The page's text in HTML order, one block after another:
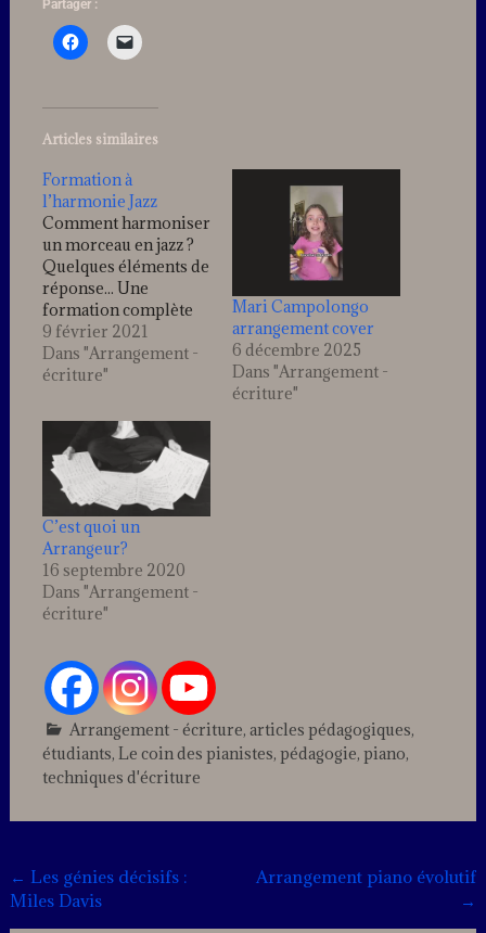
Partager :
Articles similaires
Formation à
l’harmonie Jazz
Comment harmoniser
un morceau en jazz ?
Quelques éléments de
réponse... Une
formation complète
sur l'harmonie jazz est
disponible sur le blog !
"Comprendre
la vidéo
9 février 2021
Dans "Arrangement -
écriture"
Mari Campolongo
arrangement cover
6 décembre 2025
Dans "Arrangement -
écriture"
C’est quoi un
Arrangeur?
16 septembre 2020
Dans "Arrangement -
écriture"
Arrangement - écriture, articles pédagogiques,
étudiants, Le coin des pianistes, pédagogie, piano,
techniques d'écriture
a
Post
navigation
← Les génies décisifs :
Miles Davis
Arrangement piano évolutif
→